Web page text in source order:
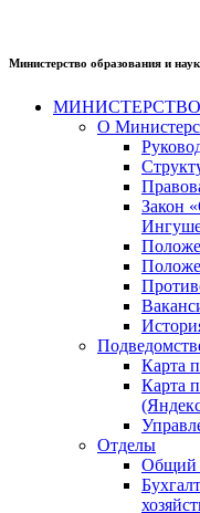
Министерство образования и
МИНИСТЕРСТВО
О
Закон
Карта
Карта
Отделы
Общий